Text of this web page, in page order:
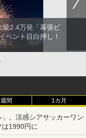
級2.4万発「幕張ビ
ベント目白押し！
間 1カ月
。涼感シアサッカーワン
1990円に